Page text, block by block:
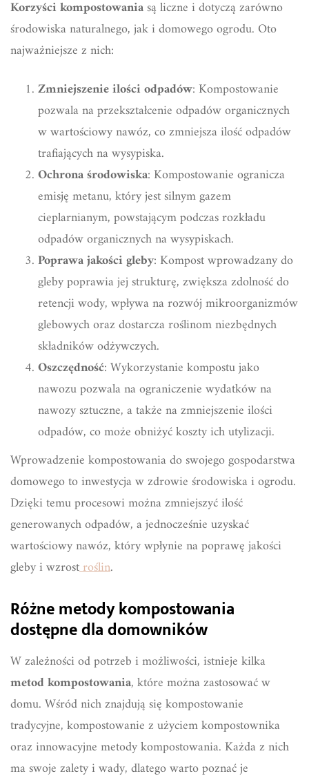
Korzyści kompostowaniasą liczne i dotyczą zarówno
środowiska naturalnego, jak i domowego ogrodu. Oto
najważniejsze z nich:
Zmniejszenie ilości odpadów: Kompostowanie
pozwala na przekształcenie odpadów organicznych
w wartościowy nawóz, co zmniejsza ilość odpadów
trafiających na wysypiska.
Ochrona środowiska: Kompostowanie ogranicza
emisję metanu, który jest silnym gazem
cieplarnianym, powstającym podczas rozkładu
odpadów organicznych na wysypiskach.
Poprawa jakości gleby: Kompost wprowadzany do
gleby poprawia jej strukturę, zwiększa zdolność do
retencji wody, wpływa na rozwój mikroorganizmów
glebowych oraz dostarcza roślinom niezbędnych
składników odżywczych.
Oszczędność: Wykorzystanie kompostu jako
nawozu pozwala na ograniczenie wydatków na
nawozy sztuczne, a także na zmniejszenie ilości
odpadów, co może obniżyć koszty ich utylizacji.
Wprowadzenie kompostowania do swojego gospodarstwa
domowego to inwestycja w zdrowie środowiska i ogrodu.
Dzięki temu procesowi można zmniejszyć ilość
generowanych odpadów, a jednocześnie uzyskać
wartościowy nawóz, który wpłynie na poprawę jakości
gleby i wzrostroślin.
Różne metody kompostowania
dostępne dla domowników
W zależności od potrzeb i możliwości, istnieje kilka
metod kompostowania, które można zastosować w
domu. Wśród nich znajdują się kompostowanie
tradycyjne, kompostowanie z użyciem kompostownika
oraz innowacyjne metody kompostowania. Każda z nich
ma swoje zalety i wady, dlatego warto poznać je